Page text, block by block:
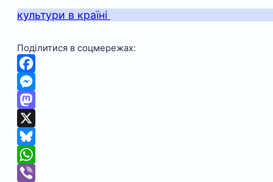
культури в країні
Поділитися в соцмережах:
Facebook
Messenger
Mastodon
X
Bluesky
WhatsApp